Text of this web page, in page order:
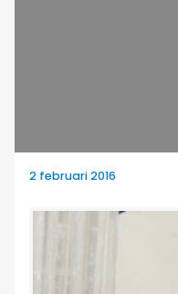
2 februari 2016